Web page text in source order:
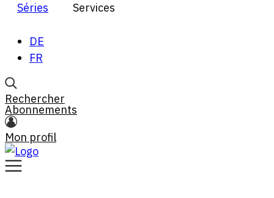
Séries
Services
DE
FR
Rechercher
Abonnements
Mon profil